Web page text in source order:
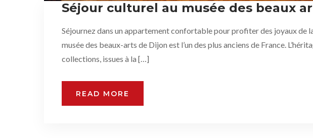
Séjour culturel au musée des beaux
Séjournez dans un appartement confortable pour profiter des joyaux de
musée des beaux-arts de Dijon est l’un des plus anciens de France.
collections, issues à la […]
READ MORE